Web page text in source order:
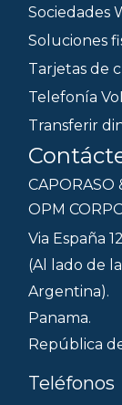
Sociedades
Soluciones
Tarjetas de
Telefonía
Transferir
CAPORASO
OPM
Via España
(Al lado de
Argentina).
Panama.
República
Teléfonos